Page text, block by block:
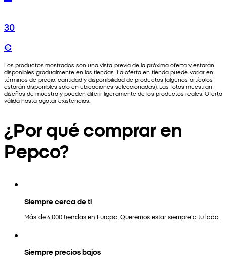
30
€
Los productos mostrados son una vista previa de la próxima oferta y estarán
disponibles gradualmente en las tiendas. La oferta en tienda puede variar en
términos de precio, cantidad y disponibilidad de productos (algunos artículos
estarán disponibles solo en ubicaciones seleccionadas). Las fotos muestran
diseños de muestra y pueden diferir ligeramente de los productos reales. Oferta
válida hasta agotar existencias.
¿Por qué comprar en
Pepco?
Siempre cerca de ti
Más de 4.000 tiendas en Europa. Queremos estar siempre a tu lado.
Siempre precios bajos